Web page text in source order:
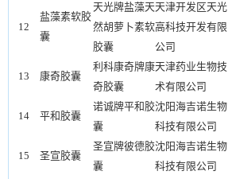
12
盐藻素软胶
囊
天光牌盐藻天
然胡萝卜素软
胶囊
天津开发区天光
高科技开发有限
公司
13 康奇胶囊
利科康奇牌康
奇胶囊
天津药业生物技
术有限公司
14 平和胶囊
诺诚牌平和胶
囊
沈阳海吉诺生物
科技有限公司
15 圣宣胶囊
圣宣牌彼德胶
囊
沈阳海吉诺生物
科技有限公司